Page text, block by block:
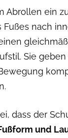
Abrollen ein
Fußes nach
Sie
dass der
und